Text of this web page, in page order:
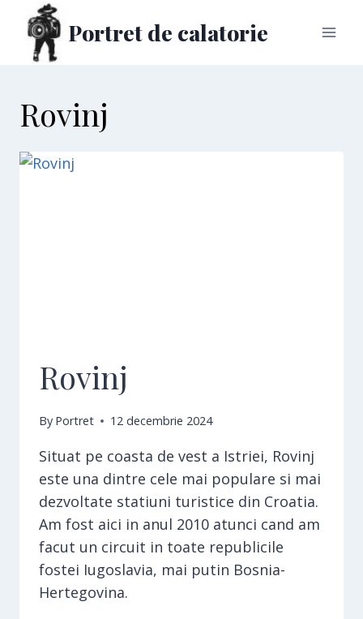
content
Portret de calatorie
Rovinj
Rovinj
By Portret 12 decembrie 2024
Situat pe coasta de vest a Istriei, Rovinj
este una dintre cele mai populare si mai
dezvoltate statiuni turistice din Croatia.
Am fost aici in anul 2010 atunci cand am
facut un circuit in toate republicile
fostei Iugoslavia, mai putin Bosnia-
Hertegovina.